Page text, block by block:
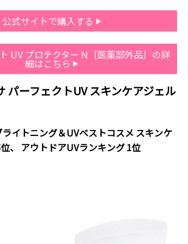
公式サイトで購入する
UV プロテクター N［医薬部外品］の詳
細はこちら
パーフェクトUV スキンケアジェル
ライトニング＆UVベストコスメ スキンケ
、 アウトドアUVランキング 1位